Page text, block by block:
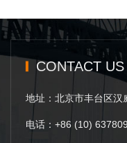
CONTACT US
地址：北京市丰台区
电话：+86 (10)